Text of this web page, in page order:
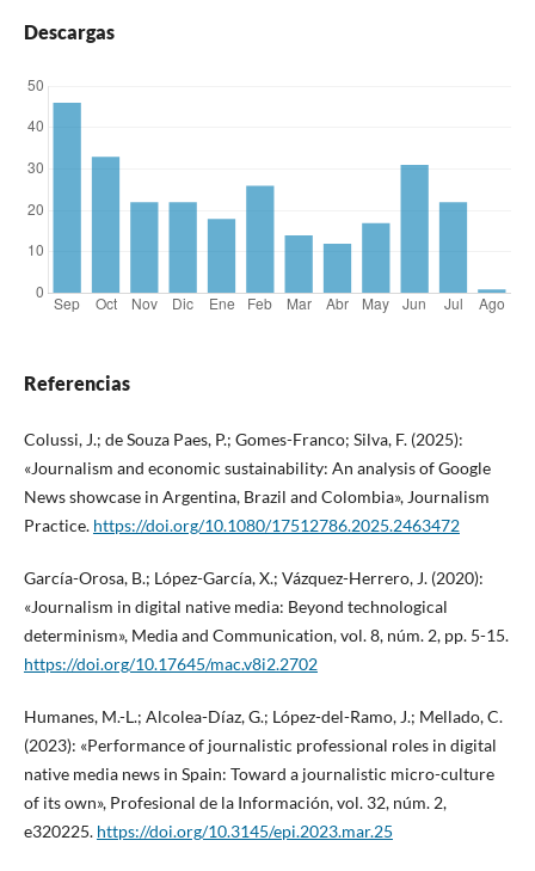
Descargas
Referencias
Colussi, J.; de Souza Paes, P.; Gomes-Franco; Silva, F. (2025):
«Journalism and economic sustainability: An analysis of Google
News showcase in Argentina, Brazil and Colombia», Journalism
Practice. https://doi.org/10.1080/17512786.2025.2463472
García-Orosa, B.; López-García, X.; Vázquez-Herrero, J. (2020):
«Journalism in digital native media: Beyond technological
determinism», Media and Communication, vol. 8, núm. 2, pp. 5-15.
https://doi.org/10.17645/mac.v8i2.2702
Humanes, M.-L.; Alcolea-Díaz, G.; López-del-Ramo, J.; Mellado, C.
(2023): «Performance of journalistic professional roles in digital
native media news in Spain: Toward a journalistic micro-culture
of its own», Profesional de la Información, vol. 32, núm. 2,
e320225. https://doi.org/10.3145/epi.2023.mar.25